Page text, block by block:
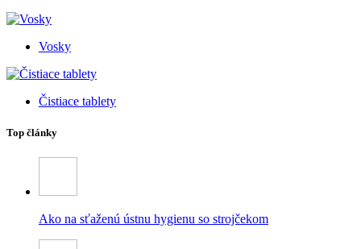
Vosky
Čistiace tablety
Top články
Ako na sťaženú ústnu hygienu so strojčekom